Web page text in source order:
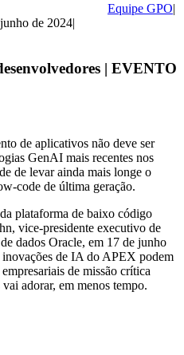
Equipe GPO
de 2024
| EVENTO
de aplicativos não deve ser
GenAI mais recentes nos
de levar ainda mais longe o
code de última geração.
plataforma de baixo código
vice-presidente executivo de
dados Oracle, em 17 de junho
inovações de IA do APEX podem
de missão crítica
adorar, em menos tempo.